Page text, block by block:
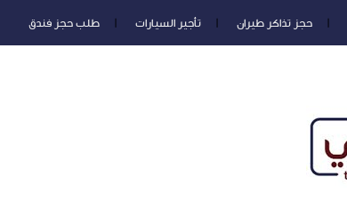
حجز تذاكر طيران تأجير السيارات طلب حجز فندق